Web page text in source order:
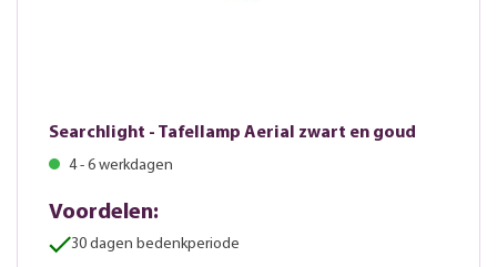
Searchlight - Tafellamp Aerial zwart en goud
4 - 6 werkdagen
Voordelen:
30 dagen bedenkperiode